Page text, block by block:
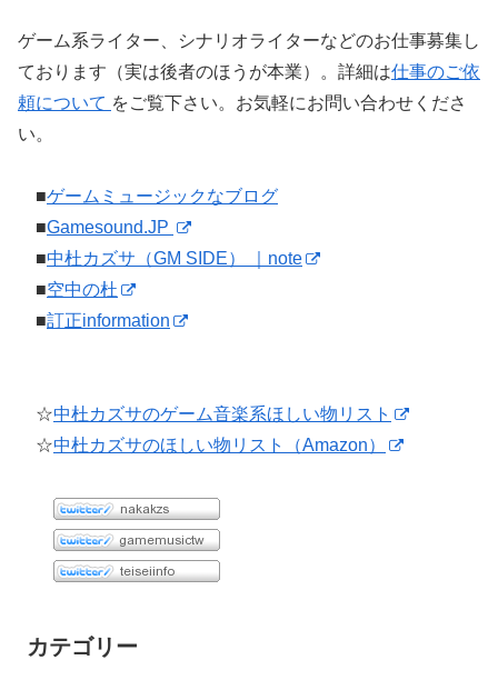
ゲーム系ライター、シナリオライターなどのお仕事募集し
ております（実は後者のほうが本業）。詳細は仕事のご依
頼について をご覧下さい。お気軽にお問い合わせくださ
い。
■ゲームミュージックなブログ
■Gamesound.JP
■中杜カズサ（GM SIDE） ｜note
■空中の杜
■訂正information
☆中杜カズサのゲーム音楽系ほしい物リスト
☆中杜カズサのほしい物リスト（Amazon）
カテゴリー